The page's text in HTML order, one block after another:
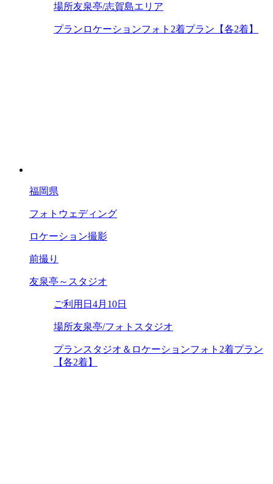
場所友泉亭/志賀島エリア
プラン ロケーションフォト2着プラン【各2着】
福岡県
フォトウェディング
ロケーション撮影
前撮り
友泉亭～スタジオ
ご利用日 4月10日
場所友泉亭/フォトスタジオ
プランスタジオ＆ロケーションフォト2着プラン
【各2着】